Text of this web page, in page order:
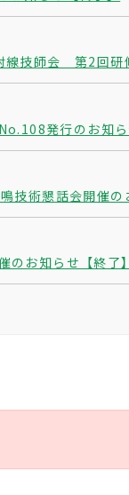
技師会 第2回研
発行のお知ら
技術懇話会開催の
のお知らせ【終了】